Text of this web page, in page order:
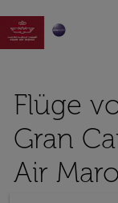

Flüge
Gran
Air